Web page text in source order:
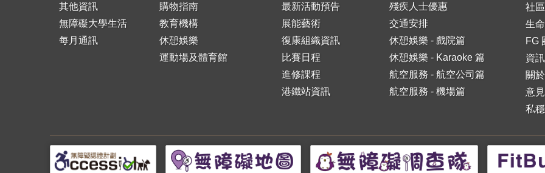
其他資訊
無障礙大學生活
每月通訊
購物指南
教育機構
休憩娛樂
運動場及體育館
最新活動預告
展能藝術
復康組織資訊
比賽日程
進修課程
港鐵站資訊
殘疾人士優惠
交通安排
休憩娛樂 - 戲院篇
休憩娛樂 - Karaoke 篇
航空服務 - 航空公司篇
航空服務 - 機場篇
社
生
FG
資
關
意
私